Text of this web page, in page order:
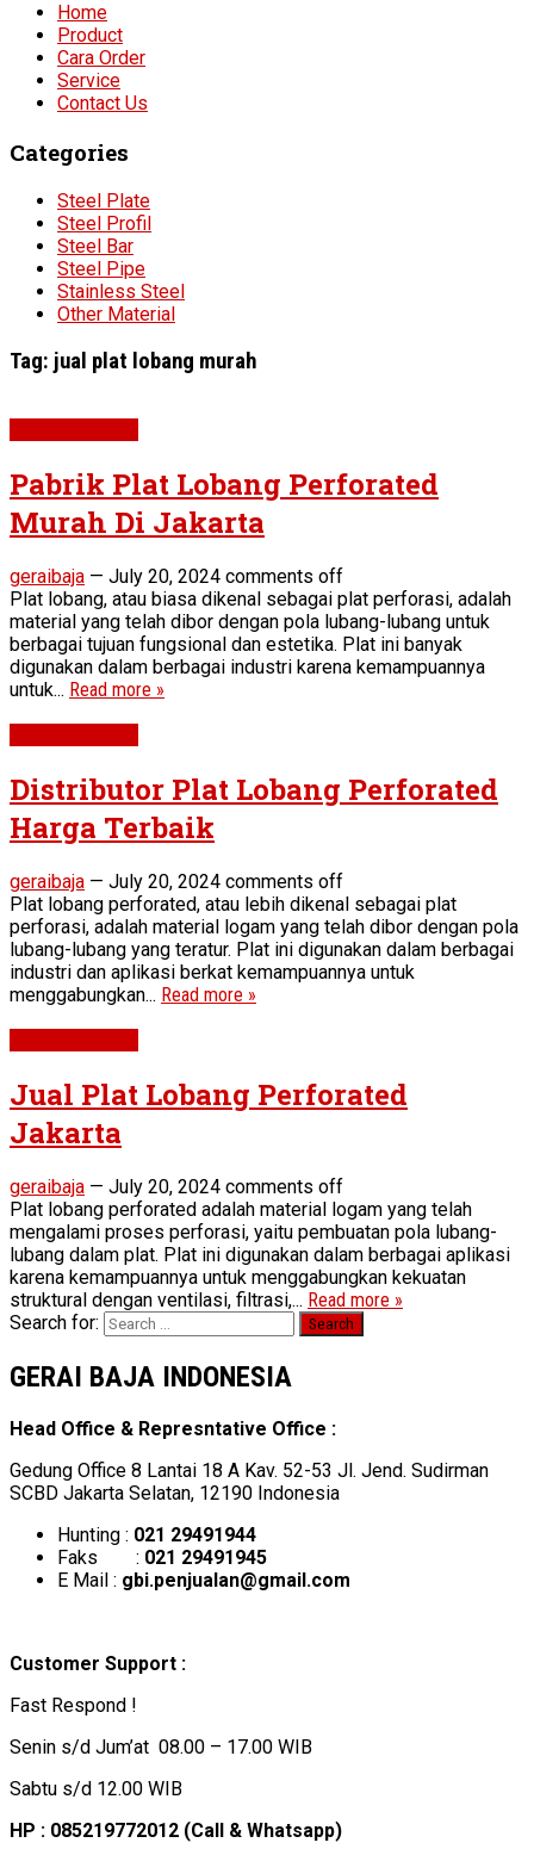
Home
Product
Cara Order
Service
Contact Us
Categories
Steel Plate
Steel Profil
Steel Bar
Steel Pipe
Stainless Steel
Other Material
Tag: jual plat lobang murah
Pabrik Plat Lobang Perforated
Murah Di Jakarta
geraibaja — July 20, 2024 comments off
Plat lobang, atau biasa dikenal sebagai plat perforasi, adalah
material yang telah dibor dengan pola lubang-lubang untuk
berbagai tujuan fungsional dan estetika. Plat ini banyak
digunakan dalam berbagai industri karena kemampuannya
untuk... Read more »
Distributor Plat Lobang Perforated
Harga Terbaik
geraibaja — July 20, 2024 comments off
Plat lobang perforated, atau lebih dikenal sebagai plat
perforasi, adalah material logam yang telah dibor dengan pola
lubang-lubang yang teratur. Plat ini digunakan dalam berbagai
industri dan aplikasi berkat kemampuannya untuk
menggabungkan... Read more »
Jual Plat Lobang Perforated
Jakarta
geraibaja — July 20, 2024 comments off
Plat lobang perforated adalah material logam yang telah
mengalami proses perforasi, yaitu pembuatan pola lubang-
lubang dalam plat. Plat ini digunakan dalam berbagai aplikasi
karena kemampuannya untuk menggabungkan kekuatan
struktural dengan ventilasi, filtrasi,... Read more »
Search for:
GERAI BAJA INDONESIA
Head Office & Represntative Office :
Gedung Office 8 Lantai 18 A Kav. 52-53 Jl. Jend. Sudirman
SCBD Jakarta Selatan, 12190 Indonesia
Hunting : 021 29491944
Faks : 021 29491945
E Mail : gbi.penjualan@gmail.com
Customer Support :
Fast Respond !
Senin s/d Jum’at 08.00 – 17.00 WIB
Sabtu s/d 12.00 WIB
HP : 085219772012 (Call & Whatsapp)